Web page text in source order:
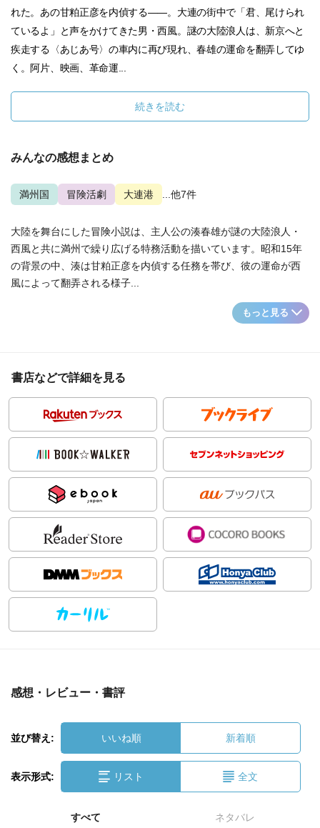
れた。あの甘粕正彦を内偵する――。大連の街中で「君、尾けられ
ているよ」と声をかけてきた男・西風。謎の大陸浪人は、新京へと
疾走する〈あじあ号〉の車内に再び現れ、春雄の運命を翻弄してゆ
く。阿片、映画、革命運...
続きを読む
みんなの感想まとめ
満州国 冒険活劇 大連港 ...他7件
大陸を舞台にした冒険小説は、主人公の湊春雄が謎の大陸浪人・
西風と共に満州で繰り広げる特務活動を描いています。昭和15年
の背景の中、湊は甘粕正彦を内偵する任務を帯び、彼の運命が西
風によって翻弄される様子...
もっと見る
書店などで詳細を見る
感想・レビュー・書評
並び替え: いいね順 新着順
表示形式: リスト 全文
すべて ネタバレ